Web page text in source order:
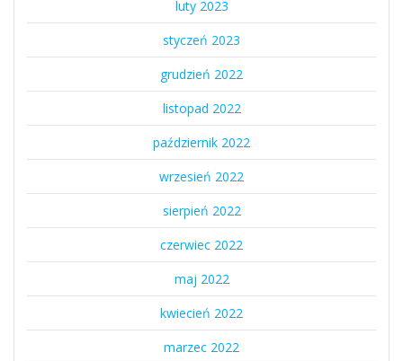
luty 2023
styczeń 2023
grudzień 2022
listopad 2022
październik 2022
wrzesień 2022
sierpień 2022
czerwiec 2022
maj 2022
kwiecień 2022
marzec 2022